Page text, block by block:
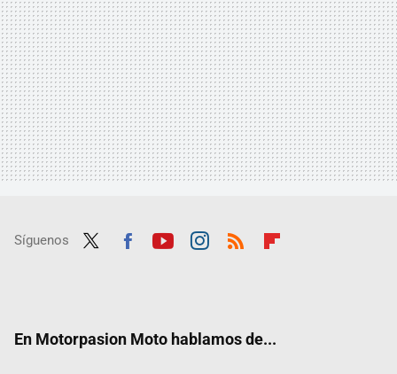
Síguenos
En Motorpasion Moto hablamos de...